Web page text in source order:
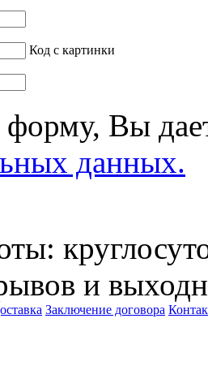
Код с картинки
форму, Вы
данных.
и
Заключение договора